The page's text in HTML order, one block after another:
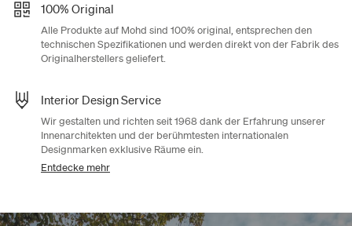
100% Original
Alle Produkte auf Mohd sind 100% original, entsprechen den
technischen Spezifikationen und werden direkt von der Fabrik des
Originalherstellers geliefert.
Interior Design Service
Wir gestalten und richten seit 1968 dank der Erfahrung unserer
Innenarchitekten und der berühmtesten internationalen
Designmarken exklusive Räume ein.
Entdecke mehr